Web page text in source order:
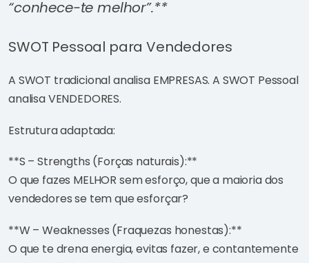
“conhece-te melhor”.**
SWOT Pessoal para Vendedores
A SWOT tradicional analisa EMPRESAS. A SWOT Pessoal
analisa VENDEDORES.
Estrutura adaptada:
**S – Strengths (Forças naturais):**
O que fazes MELHOR sem esforço, que a maioria dos
vendedores se tem que esforçar?
**W – Weaknesses (Fraquezas honestas):**
O que te drena energia, evitas fazer, e contantemente